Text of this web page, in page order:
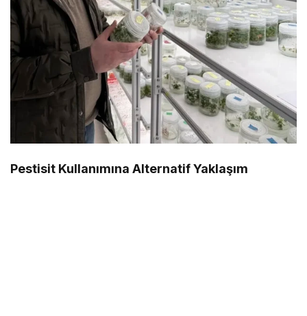
Pestisit Kullanımına Alternatif Yaklaşım